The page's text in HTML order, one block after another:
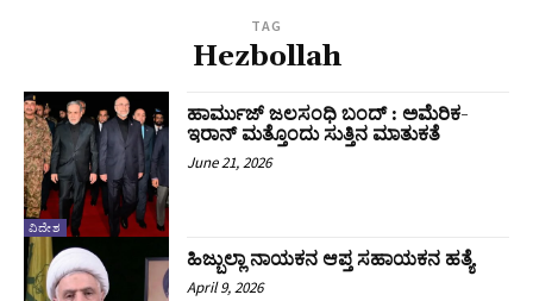
TAG
Hezbollah
ವಿದೇಶ
ಹಾರ್ಮುಜ್‌ ಜಲಸಂಧಿ ಬಂದ್‌ : ಅಮೆರಿಕ-
ಇರಾನ್‌ ಮತ್ತೊಂದು ಸುತ್ತಿನ ಮಾತುಕತೆ
June 21, 2026
ಹಿಜ್ಬುಲ್ಲಾ ನಾಯಕನ ಆಪ್ತ ಸಹಾಯಕನ ಹತ್ಯೆ
April 9, 2026